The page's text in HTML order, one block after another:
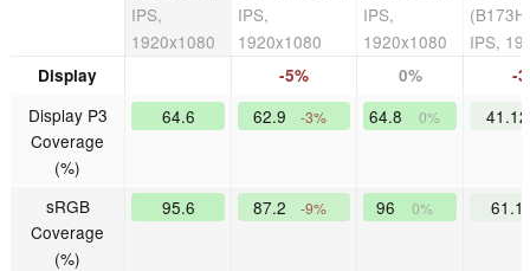
IPS,
1920x1080
IPS,
1920x1080
IPS,
1920x1080
IPS,
Display -5% 0% -
Display P3
Coverage
(%)
64.6 62.9 -3% 64.8 0%
sRGB
Coverage
(%)
95.6 87.2 -9% 96 0% 61.1